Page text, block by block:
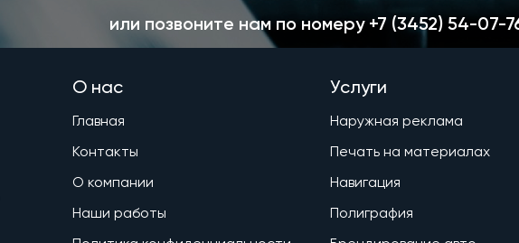
или позвоните нам по номеру +7 (3452) 54-07-
О нас
Главная
Контакты
О компании
Наши работы
Услуги
Наружная реклама
Печать на материалах
Навигация
Полиграфия